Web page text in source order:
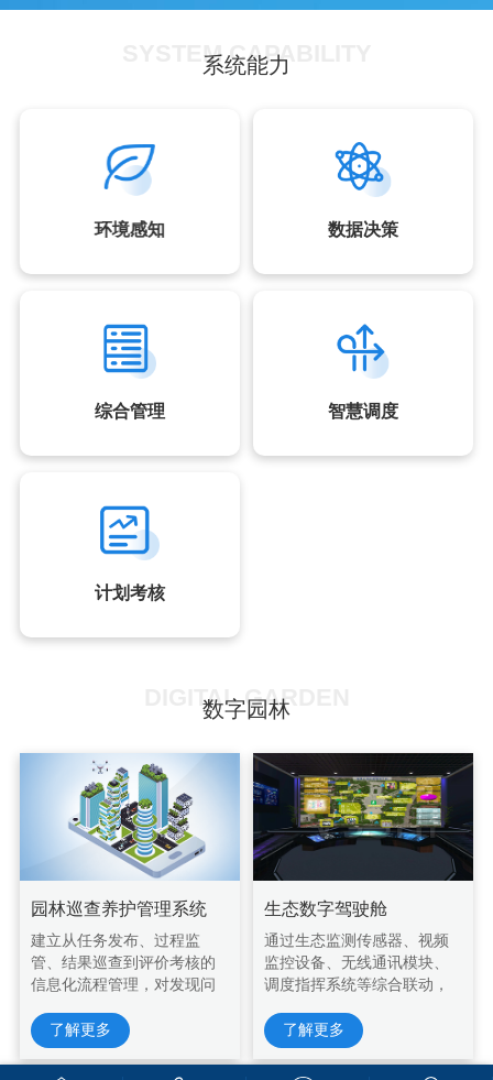
SYSTEM CAPABILITY
系统能力
环境感知 数据决策
综合管理 智慧调度
计划考核
DIGITAL GARDEN
数字园林
园林巡查养护管理系统
建立从任务发布、过程监
管、结果巡查到评价考核的
信息化流程管理，对发现问
理。了解更多
生态数字驾驶舱
通过生态监测传感器、视频
监控设备、无线通讯模块、
调度指挥系统等综合联动，
了解更多